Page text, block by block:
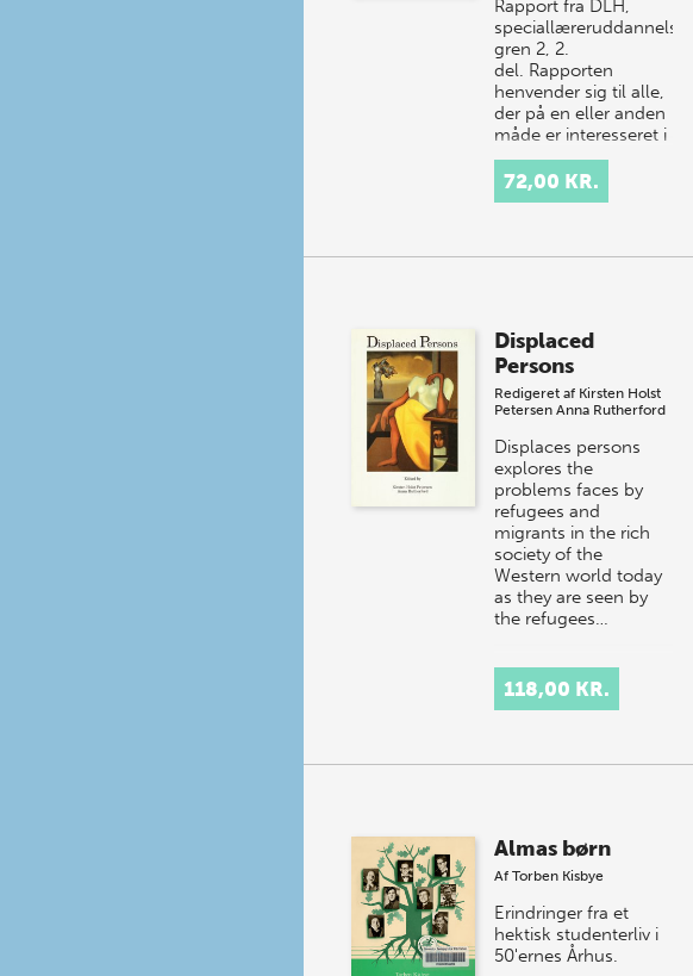
Rapport fra DLH,
speciallæreruddannelsen,
gren 2, 2.
del. Rapporten
henvender sig til alle,
der på en eller anden
måde er interesseret i
afasi o…
72,00 KR.
Displaced
Persons
Redigeret af Kirsten Holst
Petersen Anna Rutherford
Displaces persons
explores the
problems faces by
refugees and
migrants in the rich
society of the
Western world today
as they are seen by
the refugees…
118,00 KR.
Almas børn
Af Torben Kisbye
Erindringer fra et
hektisk studenterliv i
50'ernes Århus.